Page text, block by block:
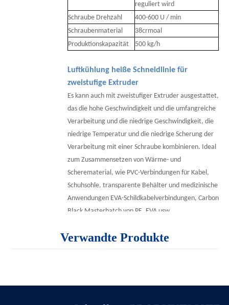
reguliert wird
Schraube Drehzahl
400-600 U / min
Schraubenmaterial
38crmoal
Produktionskapazität
500 kg/h
Luftkühlung heiße Schneidlinie für
zweistufige Extruder
Es kann auch mit zweistufiger Extruder ausgestattet,
das die hohe Geschwindigkeit und die umfangreiche
Verarbeitung und die niedrige Geschwindigkeit, die
niedrige Temperatur und die niedrige Scherung der
Verarbeitung mit einer Schraube kombinieren. Ideal
zum Zusammensetzen von Wärme- und
Scherematerial, wie PVC-Verbindungen für Kabel,
Schuhsohle, transparente Behälter und medizinische
Anwendungen EVA-Schildkabelverbindungen, Carbon
Black Masterbatch von PE, EVA usw.
Verwandte Produkte